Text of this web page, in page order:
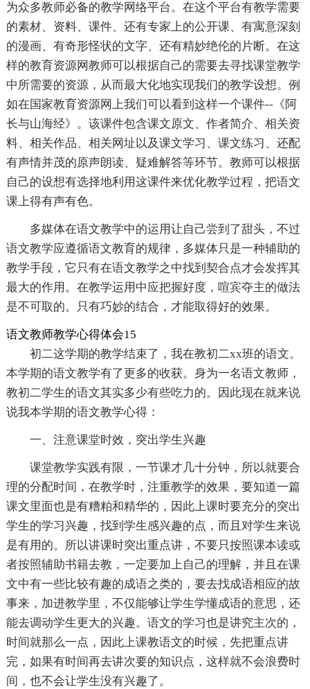
为众多教师必备的教学网络平台。在这个平台有教学需要
的素材、资料、课件、还有专家上的公开课、有寓意深刻
的漫画、有奇形怪状的文字、还有精妙绝伦的片断。在这
样的教育资源网教师可以根据自己的需要去寻找课堂教学
中所需要的资源，从而最大化地实现我们的教学设想。例
如在国家教育资源网上我们可以看到这样一个课件--《阿
长与山海经》。该课件包含课文原文、作者简介、相关资
料、相关作品、相关网址以及课文学习、课文练习、还配
有声情并茂的原声朗读、疑难解答等环节。教师可以根据
自己的设想有选择地利用这课件来优化教学过程，把语文
课上得有声有色。
多媒体在语文教学中的运用让自己尝到了甜头，不过
语文教学应遵循语文教育的规律，多媒体只是一种辅助的
教学手段，它只有在语文教学之中找到契合点才会发挥其
最大的作用。在教学运用中应把握好度，喧宾夺主的做法
是不可取的。只有巧妙的结合，才能取得好的效果。
语文教师教学心得体会15
初二这学期的教学结束了，我在教初二xx班的语文。
本学期的语文教学有了更多的收获。身为一名语文教师，
教初二学生的语文其实多少有些吃力的。因此现在就来说
说我本学期的语文教学心得：
一、注意课堂时效，突出学生兴趣
课堂教学实践有限，一节课才几十分钟，所以就要合
理的分配时间，在教学时，注重教学的效果，要知道一篇
课文里面也是有糟粕和精华的，因此上课时要充分的突出
学生的学习兴趣，找到学生感兴趣的点，而且对学生来说
是有用的。所以讲课时突出重点讲，不要只按照课本读或
者按照辅助书籍去教，一定要加上自己的理解，并且在课
文中有一些比较有趣的成语之类的，要去找成语相应的故
事来，加进教学里，不仅能够让学生学懂成语的意思，还
能去调动学生更大的兴趣。语文的学习也是讲究主次的，
时间就那么一点，因此上课教语文的时候，先把重点讲
完，如果有时间再去讲次要的知识点，这样就不会浪费时
间，也不会让学生没有兴趣了。